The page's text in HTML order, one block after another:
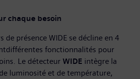
chaque besoin
de présence WIDE se décline en 4
fonctionnalités pour
Le détecteur WIDE intègre la
luminosité et de température,